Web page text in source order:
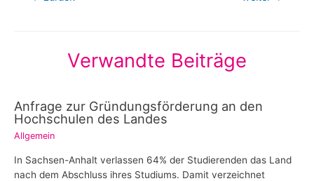
Verwandte Beiträge
Anfrage zur Gründungsförderung an den
Hochschulen des Landes
Allgemein
In Sachsen-Anhalt verlassen 64% der Studierenden das Land
nach dem Abschluss ihres Studiums. Damit verzeichnet